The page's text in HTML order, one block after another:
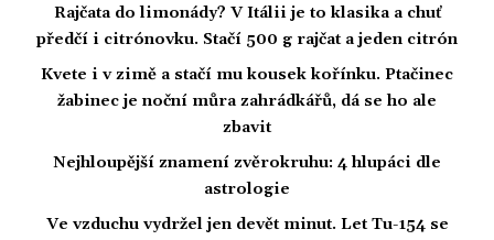
Rajčata do limonády? V Itálii je to klasika a chuť
předčí i citrónovku. Stačí 500 g rajčat a jeden citrón
Kvete i v zimě a stačí mu kousek kořínku. Ptačinec
žabinec je noční můra zahrádkářů, dá se ho ale
zbavit
Nejhloupější znamení zvěrokruhu: 4 hlupáci dle
astrologie
Ve vzduchu vydržel jen devět minut. Let Tu-154 se